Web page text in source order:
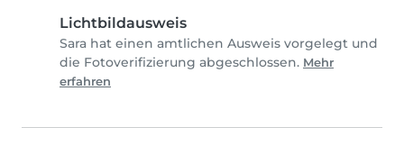
Lichtbildausweis
Sara hat einen amtlichen Ausweis vorgelegt und
die Fotoverifizierung abgeschlossen. Mehr
erfahren